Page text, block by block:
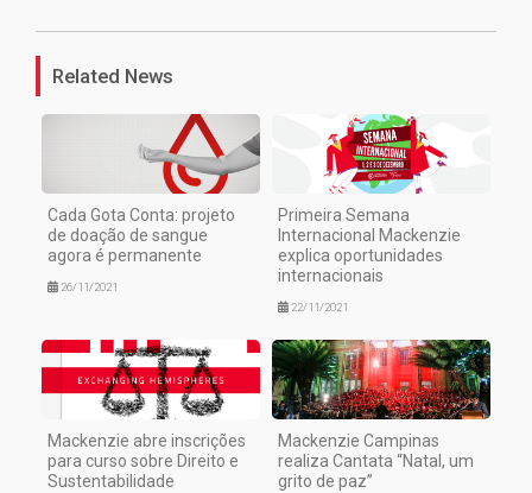
Related News
Cada Gota Conta: projeto
de doação de sangue
agora é permanente
26/11/2021
Primeira Semana
Internacional Mackenzie
explica oportunidades
internacionais
22/11/2021
Mackenzie abre inscrições
para curso sobre Direito e
Sustentabilidade
Mackenzie Campinas
realiza Cantata “Natal, um
grito de paz”